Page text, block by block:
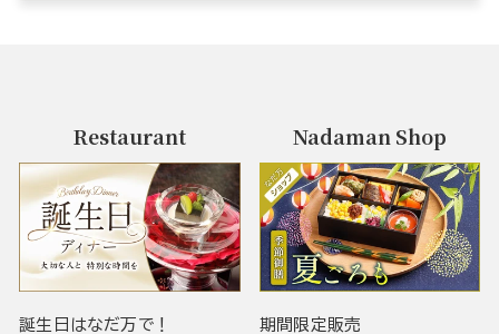
Restaurant
誕生日はなだ万で！
Nadaman Shop
期間限定販売